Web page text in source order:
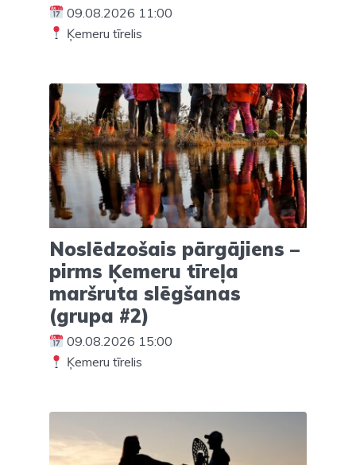
09.08.2026 11:00
Ķemeru tīrelis
Noslēdzošais pārgājiens –
pirms Ķemeru tīreļa
maršruta slēgšanas
(grupa #2)
09.08.2026 15:00
Ķemeru tīrelis